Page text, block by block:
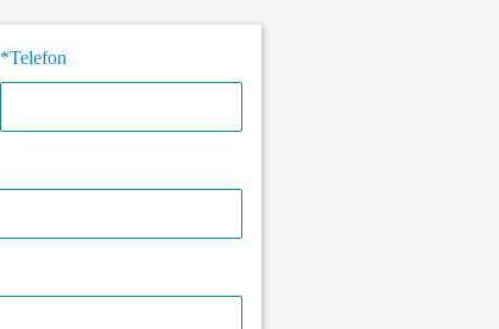
*Telefon